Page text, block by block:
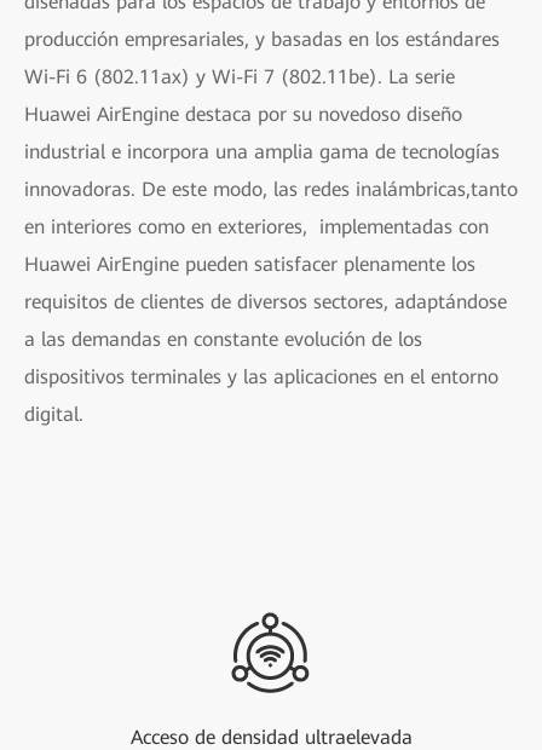
producción empresariales, y basadas en los estándares
Wi-Fi 6 (802.11ax) y Wi-Fi 7 (802.11be). La serie
Huawei AirEngine destaca por su novedoso diseño
industrial e incorpora una amplia gama de tecnologías
innovadoras. De este modo, las redes inalámbricas,tanto
en interiores como en exteriores, implementadas con
Huawei AirEngine pueden satisfacer plenamente los
requisitos de clientes de diversos sectores, adaptándose
a las demandas en constante evolución de los
dispositivos terminales y las aplicaciones en el entorno
digital.
Acceso de densidad ultraelevada